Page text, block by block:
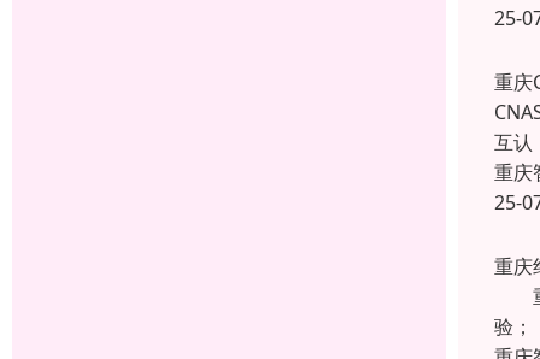
25-
重庆
互认
重庆
25-
重庆
重
验；